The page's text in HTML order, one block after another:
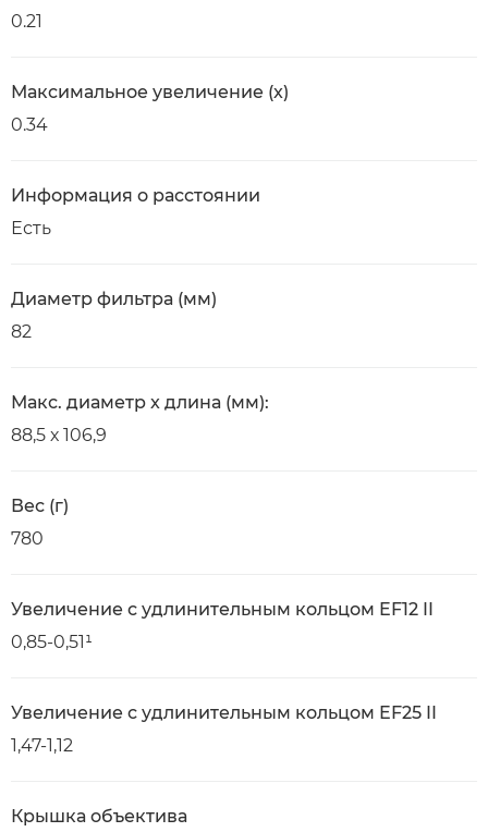
0.21
Максимальное увеличение (x)
0.34
Информация о расстоянии
Есть
Диаметр фильтра (мм)
82
Макс. диаметр x длина (мм):
88,5 х 106,9
Вес (г)
780
Увеличение с удлинительным кольцом EF12 II
0,85-0,51¹
Увеличение с удлинительным кольцом EF25 II
1,47-1,12
Крышка объектива